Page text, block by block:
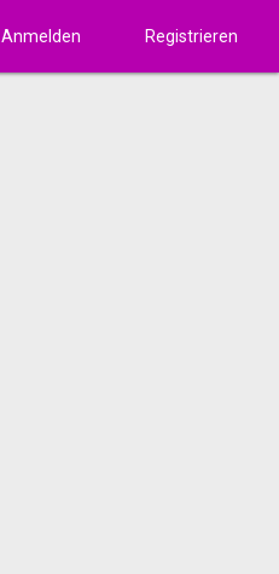
Anmelden Registrieren